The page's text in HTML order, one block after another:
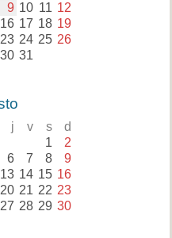
9 10 11 12
16 17 18 19
23 24 25 26
30 31
j v s d
1 2
6 7 8 9
13 14 15 16
20 21 22 23
27 28 29 30